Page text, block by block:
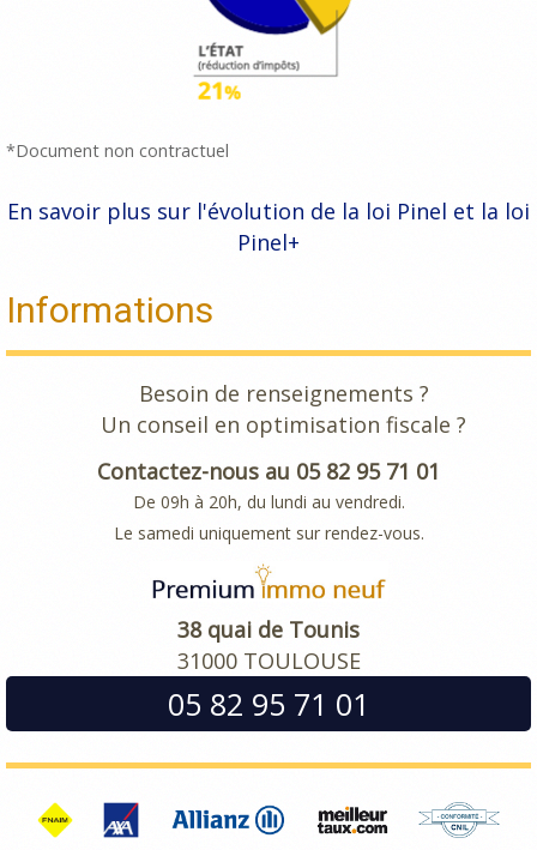
*Document non contractuel
En savoir plus sur l'évolution de la loi Pinel et la loi
Pinel+
Informations
Besoin de renseignements ?
Un conseil en optimisation fiscale ?
Contactez-nous au 05 82 95 71 01
De 09h à 20h, du lundi au vendredi.
Le samedi uniquement sur rendez-vous.
38 quai de Tounis
31000 TOULOUSE
05 82 95 71 01